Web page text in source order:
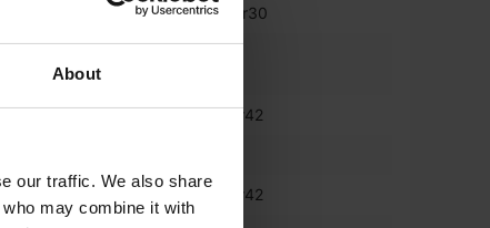
About
our traffic. We also share
may combine it with
trelleborg vf600/70 r30
trelleborg vf710/70 r42
trelleborg vf710/70 r42